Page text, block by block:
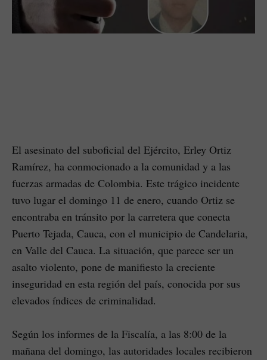
El asesinato del suboficial del Ejército, Erley Ortiz
Ramírez, ha conmocionado a la comunidad y a las
fuerzas armadas de Colombia. Este trágico incidente
tuvo lugar el domingo 11 de enero, cuando Ortiz se
encontraba en tránsito por la carretera que conecta
Puerto Tejada, Cauca, con el municipio de Candelaria,
en Valle del Cauca. La situación, que parece ser un
asalto violento, pone de manifiesto la creciente
inseguridad en esta región del país, conocida por sus
elevados índices de criminalidad.
Según los informes de la Fiscalía, a las 8:00 de la
mañana del domingo, las autoridades locales recibieron